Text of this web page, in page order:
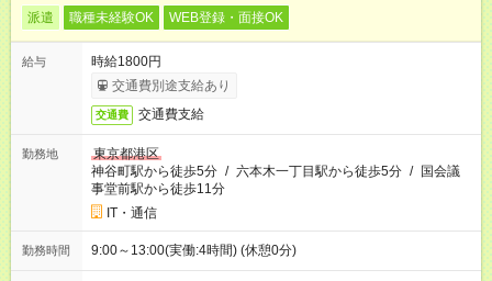
派遣 職種未経験OK WEB登録・面接OK
給与
時給1800円
交通費別途支給あり
交通費 交通費支給
勤務地
東京都港区
神谷町駅から徒歩5分 / 六本木一丁目駅から徒歩5分 / 国会議
事堂前駅から徒歩11分
IT・通信
勤務時間 9:00～13:00(実働:4時間) (休憩0分)